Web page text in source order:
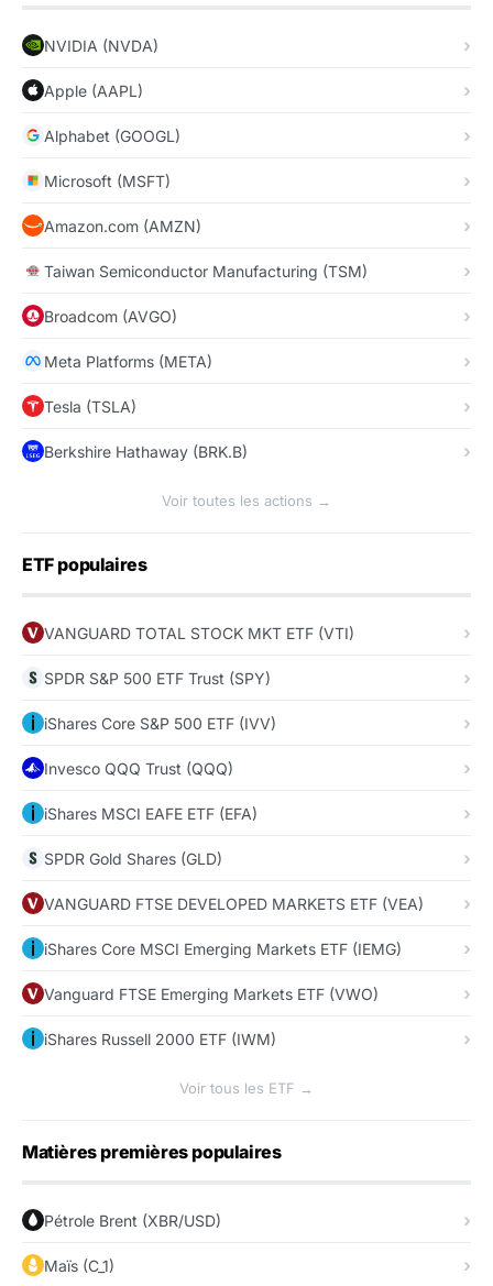
NVIDIA (NVDA)
Apple (AAPL)
Alphabet (GOOGL)
Microsoft (MSFT)
Amazon.com (AMZN)
Taiwan Semiconductor Manufacturing (TSM)
Broadcom (AVGO)
Meta Platforms (META)
Tesla (TSLA)
Berkshire Hathaway (BRK.B)
Voir toutes les actions →
ETF populaires
VANGUARD TOTAL STOCK MKT ETF (VTI)
SPDR S&P 500 ETF Trust (SPY)
iShares Core S&P 500 ETF (IVV)
Invesco QQQ Trust (QQQ)
iShares MSCI EAFE ETF (EFA)
SPDR Gold Shares (GLD)
VANGUARD FTSE DEVELOPED MARKETS ETF (VEA)
iShares Core MSCI Emerging Markets ETF (IEMG)
Vanguard FTSE Emerging Markets ETF (VWO)
iShares Russell 2000 ETF (IWM)
Voir tous les ETF →
Matières premières populaires
Pétrole Brent (XBR/USD)
Maïs (C_1)